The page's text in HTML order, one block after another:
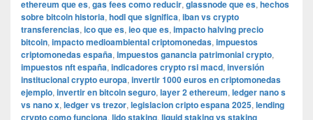
ethereum que es, gas fees como reducir, glassnode que es, hechos
sobre bitcoin historia, hodl que significa, iban vs crypto
transferencias, ico que es, ieo que es, impacto halving precio
bitcoin, impacto medioambiental criptomonedas, impuestos
criptomonedas españa, impuestos ganancia patrimonial crypto,
impuestos nft españa, indicadores crypto rsi macd, inversión
institucional crypto europa, invertir 1000 euros en criptomonedas
ejemplo, invertir en bitcoin seguro, layer 2 ethereum, ledger nano s
vs nano x, ledger vs trezor, legislacion cripto espana 2025, lending
crypto como funciona, lido staking, liquid staking vs staking